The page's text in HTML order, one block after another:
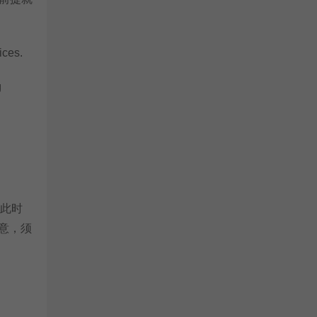
时
，须